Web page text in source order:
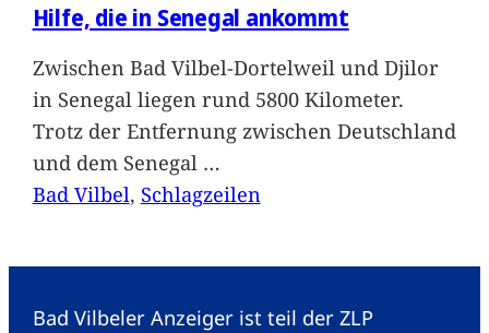
Hilfe, die in Senegal ankommt
Zwischen Bad Vilbel-Dortelweil und Djilor
in Senegal liegen rund 5800 Kilometer.
Trotz der Entfernung zwischen Deutschland
und dem Senegal …
Bad Vilbel, Schlagzeilen
Bad Vilbeler Anzeiger ist teil der ZLP